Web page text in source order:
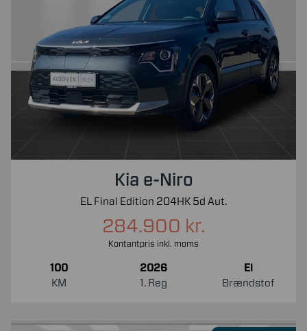
Kia e-Niro
EL Final Edition 204HK 5d Aut.
284.900 kr.
Kontantpris inkl. moms
100
KM
2026
1. Reg
El
Brændstof